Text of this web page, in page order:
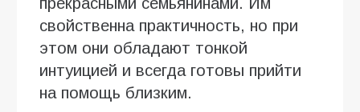
свойственна практичность, но при
этом они обладают тонкой
интуицией и всегда готовы прийти
на помощь близким.